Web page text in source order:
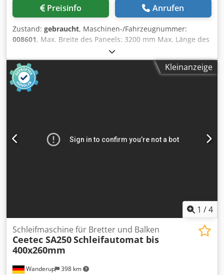
Preisinfo Anrufen
Zustand: gebraucht, Maschinen-/Fahrzeugnummer:
008601, Max. Breite des Paneels: 3200 mm Max. Länge des
Paneels: 1000 mm Anzahl Aggregate: 6 Chsdpjzbrnhjfx
Acfea Anzahl Aggregate: 4 Seitliche horizontale Gruppen:
ja
Kleinanzeige
1 /4
Wanderup 398 km
Schleifmaschine für Bretter und Balken
Ceetec SA250Schleifautomat bis
400x260mm